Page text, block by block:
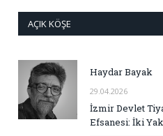
AÇIK KÖŞE
Haydar Bayak
29.04.2026
İzmir Devlet
Efsanesi: İki